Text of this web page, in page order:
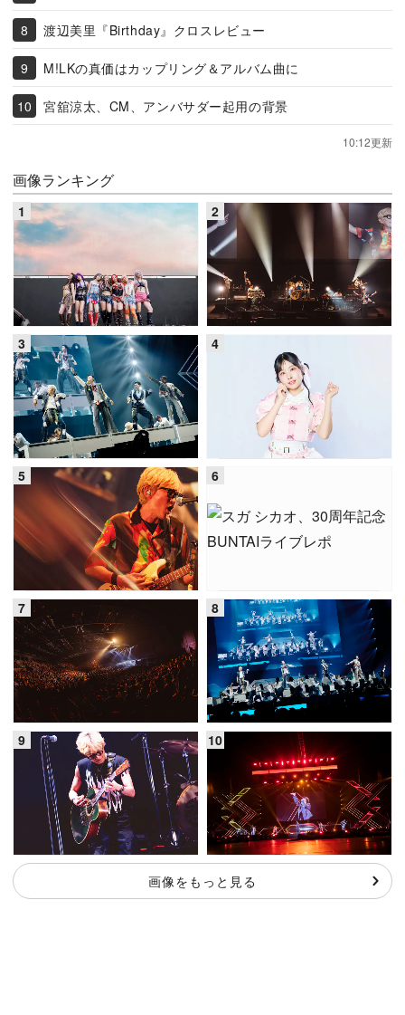
渡辺美里『Birthday』クロスレビュー
M!LKの真価はカップリング＆アルバム曲に
宮舘涼太、CM、アンバサダー起用の背景
10:12更新
画像ランキング
画像をもっと見る